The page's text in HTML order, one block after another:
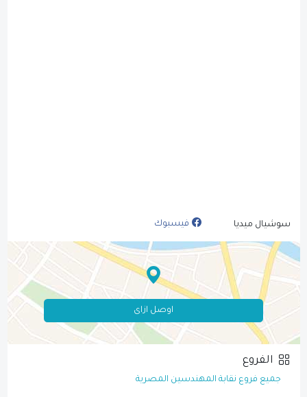
سوشيال ميديا فيسبوك
اوصل ازاى
الفروع
جميع فروع نقابة المهندسين المصرية